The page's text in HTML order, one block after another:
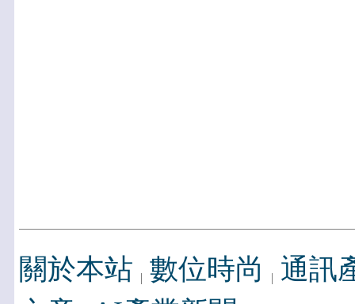
關於本站 數位時尚
通訊